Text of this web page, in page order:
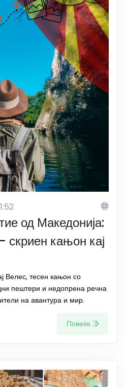
од Македонија:
кањон кај
Велес, тесен кањон со
пештери и недопрена речна
на авантура и мир.
Повеќе